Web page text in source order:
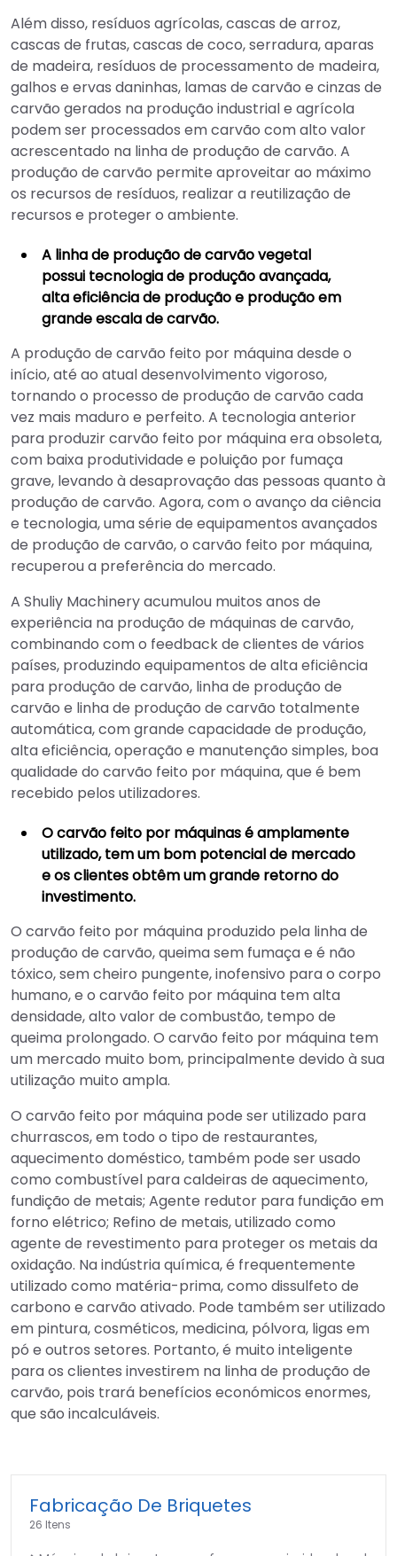
Além disso, resíduos agrícolas, cascas de arroz,
cascas de frutas, cascas de coco, serradura, aparas
de madeira, resíduos de processamento de madeira,
galhos e ervas daninhas, lamas de carvão e cinzas de
carvão gerados na produção industrial e agrícola
podem ser processados em carvão com alto valor
acrescentado na linha de produção de carvão. A
produção de carvão permite aproveitar ao máximo
os recursos de resíduos, realizar a reutilização de
recursos e proteger o ambiente.
A linha de produção de carvão vegetal
possui tecnologia de produção avançada,
alta eficiência de produção e produção em
grande escala de carvão.
A produção de carvão feito por máquina desde o
início, até ao atual desenvolvimento vigoroso,
tornando o processo de produção de carvão cada
vez mais maduro e perfeito. A tecnologia anterior
para produzir carvão feito por máquina era obsoleta,
com baixa produtividade e poluição por fumaça
grave, levando à desaprovação das pessoas quanto à
produção de carvão. Agora, com o avanço da ciência
e tecnologia, uma série de equipamentos avançados
de produção de carvão, o carvão feito por máquina,
recuperou a preferência do mercado.
A Shuliy Machinery acumulou muitos anos de
experiência na produção de máquinas de carvão,
combinando com o feedback de clientes de vários
países, produzindo equipamentos de alta eficiência
para produção de carvão, linha de produção de
carvão e linha de produção de carvão totalmente
automática, com grande capacidade de produção,
alta eficiência, operação e manutenção simples, boa
qualidade do carvão feito por máquina, que é bem
recebido pelos utilizadores.
O carvão feito por máquinas é amplamente
utilizado, tem um bom potencial de mercado
e os clientes obtêm um grande retorno do
investimento.
O carvão feito por máquina produzido pela linha de
produção de carvão, queima sem fumaça e é não
tóxico, sem cheiro pungente, inofensivo para o corpo
humano, e o carvão feito por máquina tem alta
densidade, alto valor de combustão, tempo de
queima prolongado. O carvão feito por máquina tem
um mercado muito bom, principalmente devido à sua
utilização muito ampla.
O carvão feito por máquina pode ser utilizado para
churrascos, em todo o tipo de restaurantes,
aquecimento doméstico, também pode ser usado
como combustível para caldeiras de aquecimento,
fundição de metais; Agente redutor para fundição em
forno elétrico; Refino de metais, utilizado como
agente de revestimento para proteger os metais da
oxidação. Na indústria química, é frequentemente
utilizado como matéria-prima, como dissulfeto de
carbono e carvão ativado. Pode também ser utilizado
em pintura, cosméticos, medicina, pólvora, ligas em
pó e outros setores. Portanto, é muito inteligente
para os clientes investirem na linha de produção de
carvão, pois trará benefícios económicos enormes,
que são incalculáveis.
Fabricação De Briquetes
26 Itens